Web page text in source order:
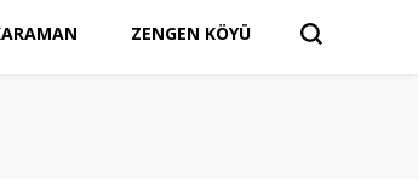
ZENGEN KÖYÜ